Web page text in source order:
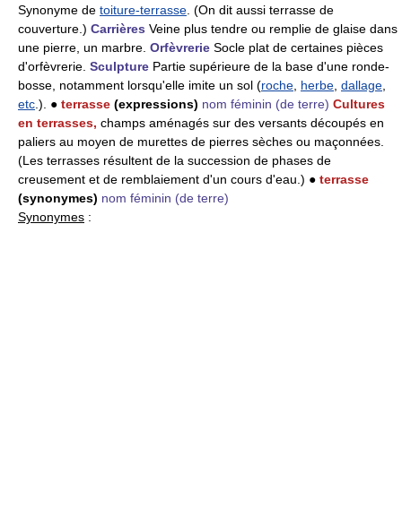
Synonyme de toiture-terrasse. (On dit aussi terrasse de
couverture.) Carrières Veine plus tendre ou remplie de glaise dans
une pierre, un marbre. Orfèvrerie Socle plat de certaines pièces
d'orfèvrerie. Sculpture Partie supérieure de la base d'une ronde-
bosse, notamment lorsqu'elle imite un sol (roche, herbe, dallage,
etc.). ● terrasse (expressions) nom féminin (de terre) Cultures
en terrasses, champs aménagés sur des versants découpés en
paliers au moyen de murettes de pierres sèches ou maçonnées.
(Les terrasses résultent de la succession de phases de
creusement et de remblaiement d'un cours d'eau.) ● terrasse
(synonymes) nom féminin (de terre)
Synonymes :